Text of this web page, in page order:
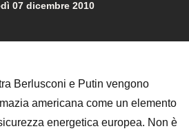
07 dicembre 2010
Berlusconi e Putin vengono
americana come un elemento
energetica europea. Non è